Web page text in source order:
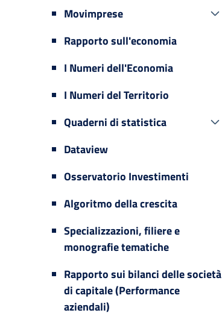
Movimprese
Rapporto sull'economia
I Numeri dell'Economia
I Numeri del Territorio
Quaderni di statistica
Dataview
Osservatorio Investimenti
Algoritmo della crescita
Specializzazioni, filiere e
monografie tematiche
Rapporto sui bilanci delle società
di capitale (Performance
aziendali)